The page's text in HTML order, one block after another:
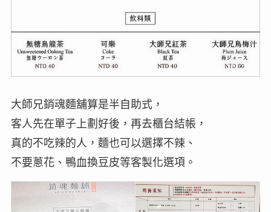
大師兄銷魂麵舖算是半自助式，
客人先在單子上劃好後，再去櫃台結帳，
真的不吃辣的人，麵也可以選擇不辣、
不要蔥花、鴨血換豆皮等客製化選項。